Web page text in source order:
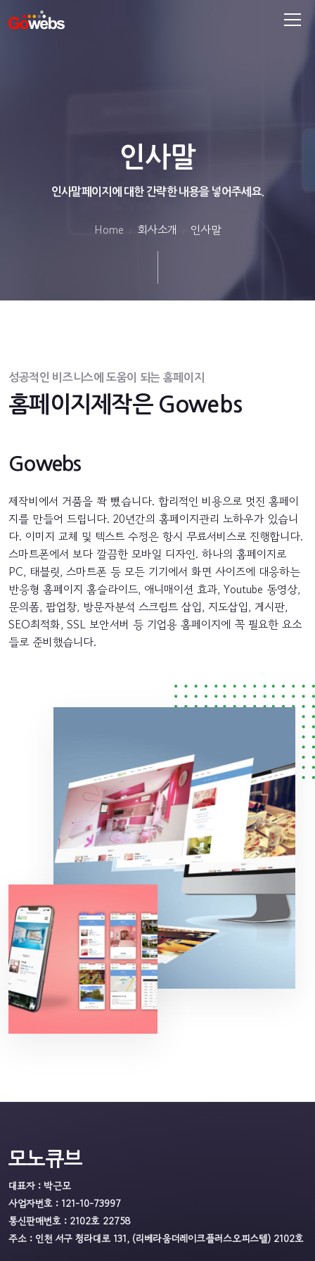
인사말
인사말페이지에 대한 간략한 내용을 넣어주세요.
Home 회사소개 인사말
성공적인 비즈니스에 도움이 되는 홈페이지
홈페이지제작은 Gowebs
Gowebs
제작비에서 거품을 쫙 뺐습니다. 합리적인 비용으로 멋진 홈페이
지를 만들어 드립니다. 20년간의 홈페이지관리 노하우가 있습니
다. 이미지 교체 및 텍스트 수정은 항시 무료서비스로 진행합니다.
스마트폰에서 보다 깔끔한 모바일 디자인. 하나의 홈페이지로
PC, 태블릿, 스마트폰 등 모든 기기에서 화면 사이즈에 대응하는
반응형 홈페이지 홈슬라이드, 애니매이션 효과, Youtube 동영상,
문의폼, 팝업창, 방문자분석 스크립트 삽입, 지도삽입, 게시판,
SEO최적화, SSL 보안서버 등 기업용 홈페이지에 꼭 필요한 요소
들로 준비했습니다.
모노큐브
대표자 : 박근모
사업자번호 : 121-10-73997
통신판매번호 : 2102호 22758
주소 : 인천 서구 청라대로 131, (리베라움더레이크플러스오피스텔) 2102호